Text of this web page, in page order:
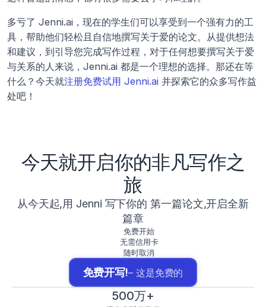
多亏了 Jenni.ai，现在的学生们可以享受到一个强有力的工
具，帮助他们轻松且自信地撰写关于爱的论文。从提供想法
和建议，到引导您完成写作过程，对于任何想要撰写关于爱
与关系的人来说，Jenni.ai 都是一个理想的选择。那还在等
什么？今天就注册免费试用 Jenni.ai 并探索它的众多写作益
处吧！
今天就开启你的非凡写作之
旅
从今天起,用 Jenni 写下你的 第一篇论文,开启全新
篇章
免费开始
无需信用卡
随时取消
免费开写!– 这是免费的
500万+